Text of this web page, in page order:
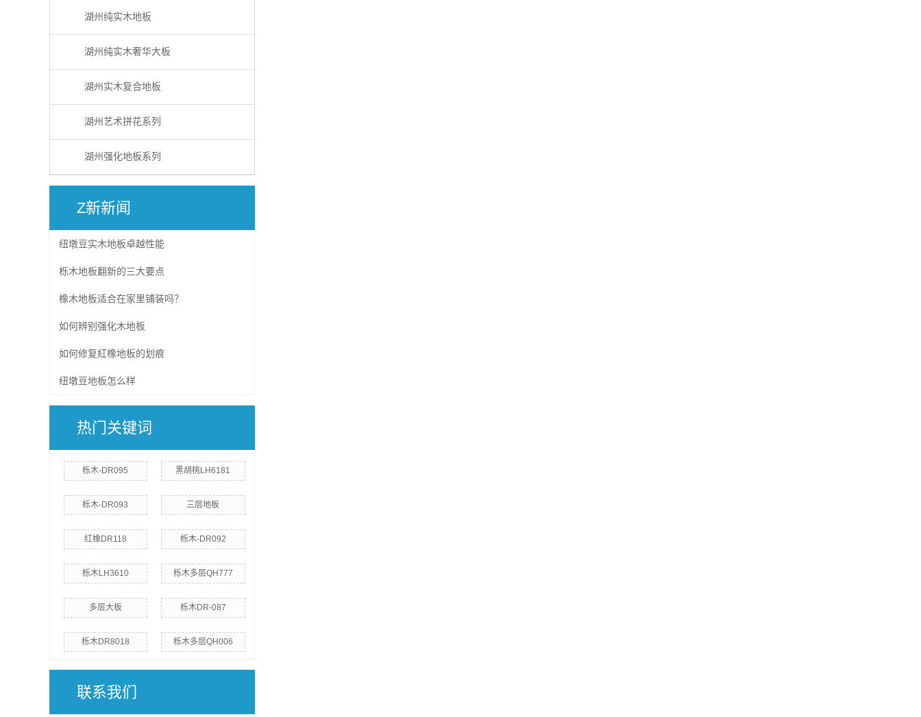
湖州纯实木地板
湖州纯实木奢华大板
湖州实木复合地板
湖州艺术拼花系列
湖州强化地板系列
Z新新闻
纽墩豆实木地板卓越性能
栎木地板翻新的三大要点
橡木地板适合在家里铺装吗？
如何辨别强化木地板
如何修复紅橡地板的划痕
纽墩豆地板怎么样
热门关键词
栎木-DR095 黑胡桃LH6181
栎木-DR093 三层地板
红橡DR118 栎木-DR092
栎木LH3610 栎木多层QH777
多层大板 栎木DR-087
栎木DR8018 栎木多层QH006
联系我们